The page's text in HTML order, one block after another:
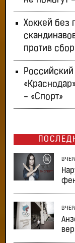
Хоккей без
против
- «Спорт»